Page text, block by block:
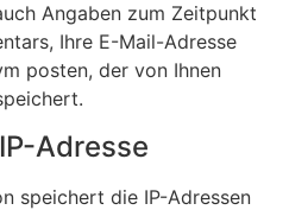
Angaben zum Zeitpunkt
Ihre E-Mail-Adresse
posten, der von Ihnen
Adresse
speichert die IP-Adressen